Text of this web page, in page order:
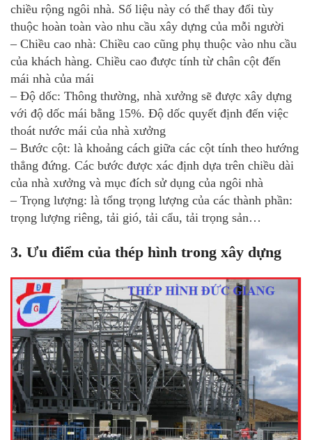
chiều rộng ngôi nhà. Số liệu này có thể thay đổi tùy
thuộc hoàn toàn vào nhu cầu xây dựng của mỗi người
– Chiều cao nhà: Chiều cao cũng phụ thuộc vào nhu cầu
của khách hàng. Chiều cao được tính từ chân cột đến
mái nhà của mái
– Độ dốc: Thông thường, nhà xưởng sẽ được xây dựng
với độ dốc mái bằng 15%. Độ dốc quyết định đến việc
thoát nước mái của nhà xưởng
– Bước cột: là khoảng cách giữa các cột tính theo hướng
thẳng đứng. Các bước được xác định dựa trên chiều dài
của nhà xưởng và mục đích sử dụng của ngôi nhà
– Trọng lượng: là tổng trọng lượng của các thành phần:
trọng lượng riêng, tải gió, tải cẩu, tải trọng sản…
3. Ưu điểm của thép hình trong xây dựng